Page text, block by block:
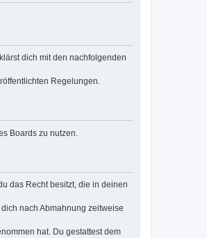
dich mit den nachfolgenden
Regelungen.
Boards zu nutzen.
das Recht besitzt, die in deinen
nach Abmahnung zeitweise
hat. Du gestattest dem